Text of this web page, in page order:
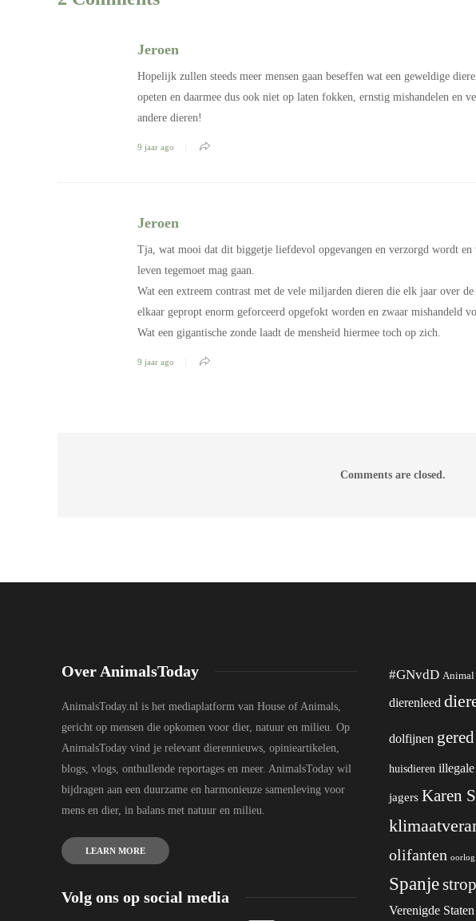
Jeroen
Hopelijk zullen steeds meer mensen gaan beseffen wat een geweldige
opeten en daarmee dus ook niet op laten fokken, ernstig mishandelen
andere dieren!
9 jaar ago
Jeroen
Tja, wat mooi dat dit biggetje liefdevol opgevangen en verzorgd wordt
leven tegemoet mag gaan.
Wat een extreem contrast met de vele miljarden dieren die elk jaar over
elkaar gepropt enorm geforceerd opgefokt worden en zwaar mishandeld
Wat een gigantische zonde laadt de mensheid hiermee toch op zich.
9 jaar ago
Comments are closed.
Over AnimalsToday
AnimalsToday.nl is het mediaplatform van House of Animals,
gericht op mensen die opkomen voor dier, natuur en milieu. Op
AnimalsToday vind je relevant dierennieuws, opinieartikelen,
blogs, vlogs, onthullende reportages en meer. AnimalsToday wil
bijdragen aan een duurzame en harmonieuze samenleving voor
mens en dier, in balans met natuur en milieu.
LEARN MORE
Volg ons op social media
#GNvdD Animal
dierenleed
dolfijnen gered
huisdieren
jagers Karen
olifanten oorlog
Spanje
Verenigde Staten